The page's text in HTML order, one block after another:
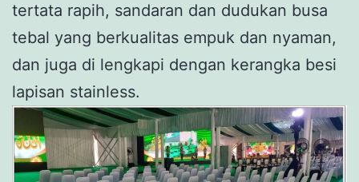
tertata rapih, sandaran dan dudukan busa
tebal yang berkualitas empuk dan nyaman,
dan juga di lengkapi dengan kerangka besi
lapisan stainless.